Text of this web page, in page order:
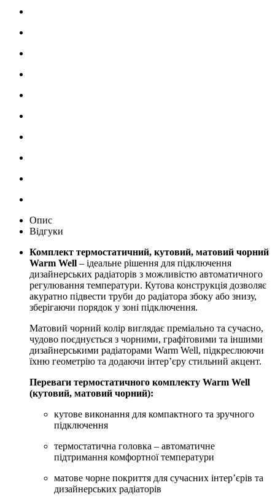
Опис
Відгуки
Комплект термостатичний, кутовий, матовий чорний
Warm Well – ідеальне рішення для підключення
дизайнерських радіаторів з можливістю автоматичного
регулювання температури. Кутова конструкція дозволяє
акуратно підвести труби до радіатора збоку або знизу,
зберігаючи порядок у зоні підключення.
Матовий чорний колір виглядає преміально та сучасно,
чудово поєднується з чорними, графітовими та іншими
дизайнерськими радіаторами Warm Well, підкреслюючи
їхню геометрію та додаючи інтер’єру стильний акцент.
Переваги термостатичного комплекту Warm Well
(кутовий, матовий чорний):
кутове виконання для компактного та зручного
підключення
термостатична головка – автоматичне
підтримання комфортної температури
матове чорне покриття для сучасних інтер’єрів та
дизайнерських радіаторів